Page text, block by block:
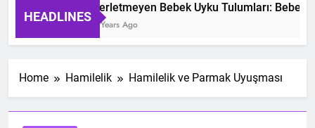
HEADLINES
Terletmeyen Bebek Uyku Tulumları:
2 Years Ago
Home Hamilelik Hamilelik ve Parmak Uyuşması